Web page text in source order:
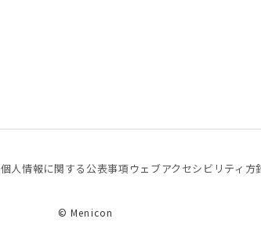
個⼈情報に関する公表事項 ウェブアクセシビリティ方
© Menicon